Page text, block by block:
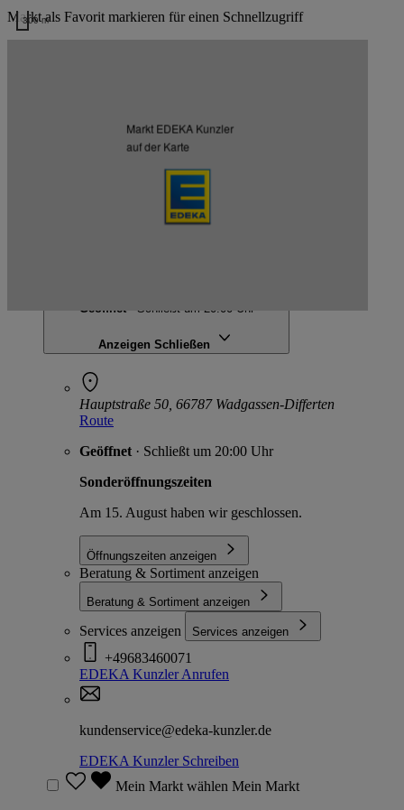
Markt als Favorit markieren für einen Schnellzugriff
Markt EDEKA Kunzler
auf der Karte
300 m
Kartenansicht
Geöffnet
· Schließt um 20:00 Uhr
Anzeigen Schließen
Hauptstraße 50, 66787 Wadgassen-Differten
Route
Geöffnet · Schließt um 20:00 Uhr
Sonderöffnungszeiten
Am 15. August haben wir geschlossen.
Öffnungszeiten anzeigen
Beratung & Sortiment anzeigen
Beratung & Sortiment anzeigen
Services anzeigen Services anzeigen
+49683460071
EDEKA KunzlerAnrufen
kundenservice@edeka-kunzler.de
EDEKA KunzlerSchreiben
Mein Markt wählen Mein Markt